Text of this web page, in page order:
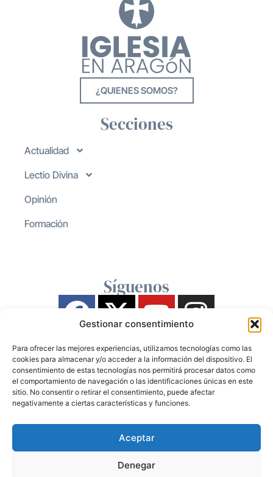
Gestionar consentimiento
Para ofrecer las mejores experiencias, utilizamos tecnologías como las
cookies para almacenar y/o acceder a la información del dispositivo. El
consentimiento de estas tecnologías nos permitirá procesar datos como
el comportamiento de navegación o las identificaciones únicas en este
sitio. No consentir o retirar el consentimiento, puede afectar
negativamente a ciertas características y funciones.
Aceptar
Denegar
¿QUIENES SOMOS?
Secciones
Actualidad
Lectio Divina
Opinión
Formación
Síguenos